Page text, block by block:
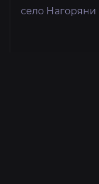
село Нагоряни